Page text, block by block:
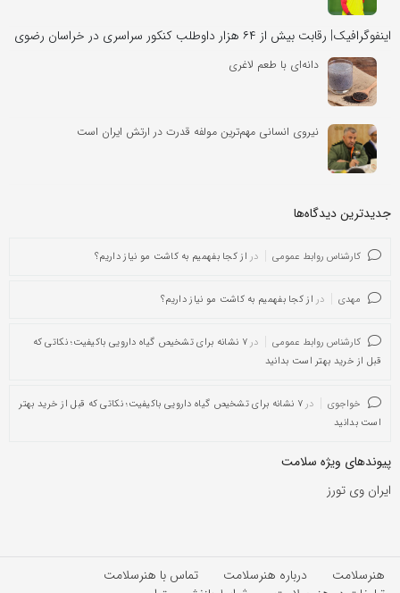
اینفوگرافیک| رقابت بیش از ۶۴ هزار داوطلب کنکور سراسری در خراسان رضوی
دانه‌ای با طعم لاغری
نیروی انسانی مهم‌ترین مولفه قدرت در ارتش ایران است
جدیدترین دیدگاه‌‌ها
کارشناس روابط عمومی در از کجا بفهمیم به کاشت مو نیاز داریم؟
مهدی در از کجا بفهمیم به کاشت مو نیاز داریم؟
کارشناس روابط عمومی در
۷ نشانه برای تشخیص گیاه دارویی باکیفیت؛ نکاتی که
قبل از خرید بهتر است بدانید
خواجوی در
۷ نشانه برای تشخیص گیاه دارویی باکیفیت؛ نکاتی که قبل از خرید بهتر
است بدانید
پیوندهای ویژه سلامت
ایران وی تورز
هنرسلامت درباره هنرسلامت
تماس با هنرسلامت